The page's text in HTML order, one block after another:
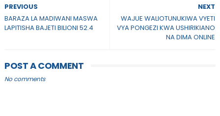
NEXT
WAJUE WALIOTUNUKIWA VYETI
VYA PONGEZI KWA USHIRIKIANO
NA DIMA ONLINE
PREVIOUS
BARAZA LA MADIWANI MASWA
LAPITISHA BAJETI BILIONI 52.4
POST A COMMENT
No comments